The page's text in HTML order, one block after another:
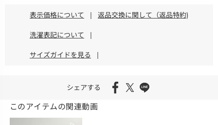
表示価格について | 返品交換に関して（返品特約)
洗濯表記について |
サイズガイドを見る |
シェアする
このアイテムの関連動画